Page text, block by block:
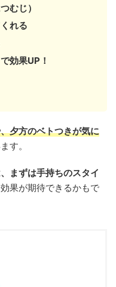
むじ）
れる
効果UP！
夕方のベトつきが気に
す。
まずは手持ちのスタイ
果が期待できるかもで